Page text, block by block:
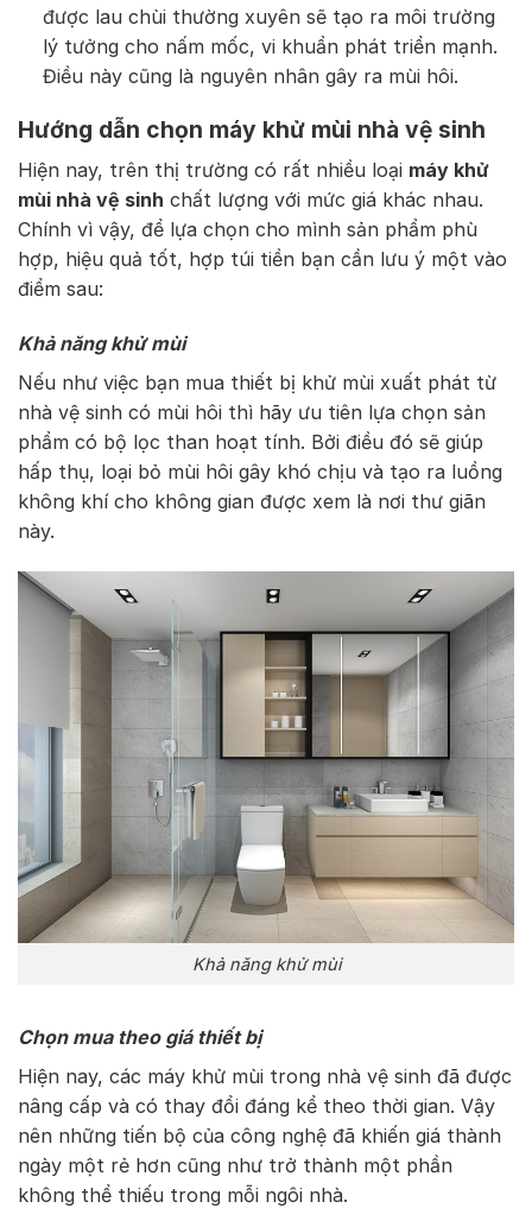
được lau chùi thường xuyên sẽ tạo ra môi trường
lý tưởng cho nấm mốc, vi khuẩn phát triển mạnh.
Điều này cũng là nguyên nhân gây ra mùi hôi.
Hướng dẫn chọn máy khử mùi nhà vệ sinh
Hiện nay, trên thị trường có rất nhiều loại máy khử
mùi nhà vệ sinh chất lượng với mức giá khác nhau.
Chính vì vậy, để lựa chọn cho mình sản phẩm phù
hợp, hiệu quả tốt, hợp túi tiền bạn cần lưu ý một vào
điểm sau:
Khả năng khử mùi
Nếu như việc bạn mua thiết bị khử mùi xuất phát từ
nhà vệ sinh có mùi hôi thì hãy ưu tiên lựa chọn sản
phẩm có bộ lọc than hoạt tính. Bởi điều đó sẽ giúp
hấp thụ, loại bỏ mùi hôi gây khó chịu và tạo ra luồng
không khí cho không gian được xem là nơi thư giãn
này.
Khả năng khử mùi
Chọn mua theo giá thiết bị
Hiện nay, các máy khử mùi trong nhà vệ sinh đã được
nâng cấp và có thay đổi đáng kể theo thời gian. Vậy
nên những tiến bộ của công nghệ đã khiến giá thành
ngày một rẻ hơn cũng như trở thành một phần
không thể thiếu trong mỗi ngôi nhà.